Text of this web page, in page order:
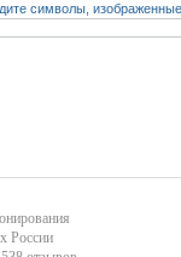
символы,
России